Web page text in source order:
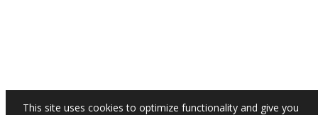
This site uses cookies to optimize functionality and give you